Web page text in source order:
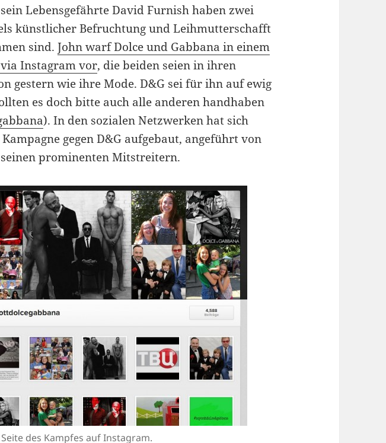
Lebensgefährte David Furnish haben zwei
künstlicher Befruchtung und Leihmutterschafft
sind.John warf Dolce und Gabbana in einem
Instagram vor, die beiden seien in ihren
gestern wie ihre Mode. D&G sei für ihn auf ewig
es doch bitte auch alle anderen handhaben
). In den sozialen Netzwerken hat sich
gegen D&G aufgebaut, angeführt von
prominenten Mitstreitern.
des Kampfes auf Instagram.